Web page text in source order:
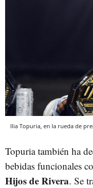
Ilia Topuria, en la rueda de
Topuria también ha
bebidas funcionales
Hijos de Rivera. Se